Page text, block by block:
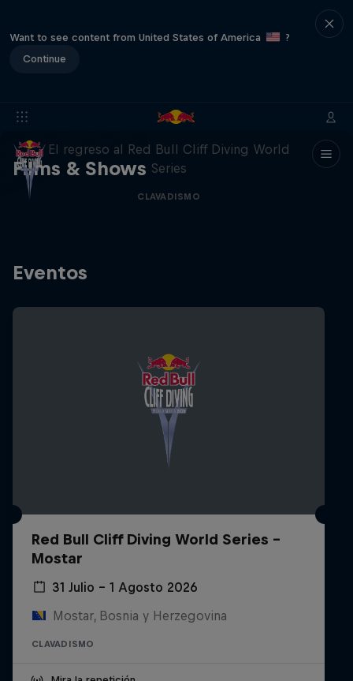
Want to see content from United States of America
?
Continue
Films & Shows
444 Days
El regreso al Red Bull Cliff Diving World
Series
CLAVADISMO
Eventos
Red Bull Cliff Diving World Series -
Mostar
31 Julio – 1 Agosto 2026
Mostar, Bosnia y Herzegovina
CLAVADISMO